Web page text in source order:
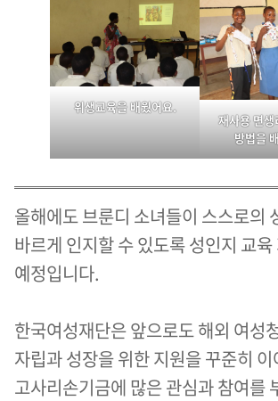
위생교육을 배웠어요.
재사용 면
방법을
올해에도 브룬디 소녀들이 스스로의
바르게 인지할 수 있도록 성인지 교
예정입니다.
한국여성재단은 앞으로도 해외 여성
자립과 성장을 위한 지원을 꾸준히
고사리손기금에 많은 관심과 참여를